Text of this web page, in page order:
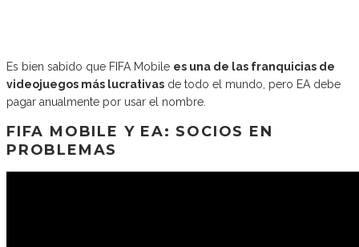
Es bien sabido que FIFA Mobile es una de las franquicias de
videojuegos más lucrativas de todo el mundo, pero EA debe
pagar anualmente por usar el nombre.
FIFA MOBILE Y EA: SOCIOS EN
PROBLEMAS